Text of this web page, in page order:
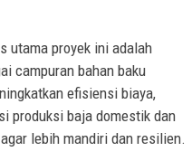
utama proyek ini adalah
campuran bahan baku
efisiensi biaya,
produksi baja domestik dan
lebih mandiri dan resilien.